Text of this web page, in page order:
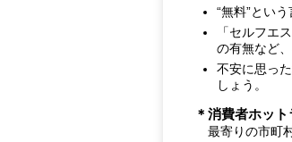
“無料”とい
「セルフエ
の有無など
不安に思っ
しょう。
＊消費者ホッ
最寄りの市町